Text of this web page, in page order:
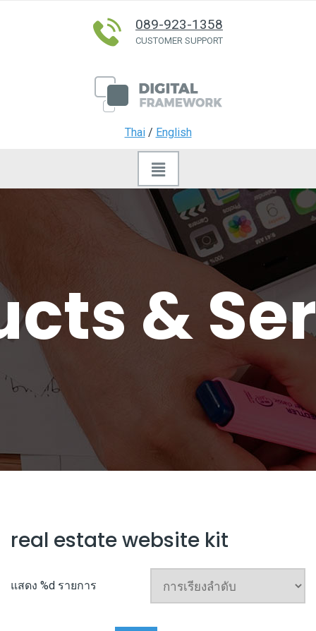
089-923-1358
CUSTOMER SUPPORT
Thai/ English
&
real estate website kit
แสดง %d รายการ